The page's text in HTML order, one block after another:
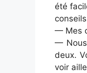
été
— Mes
— Nous
deux.
voir